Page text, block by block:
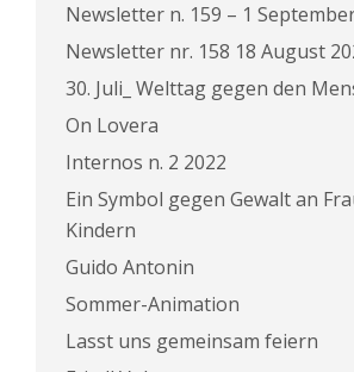
Newsletter n. 159 – 1
Newsletter nr. 158 18 August
30. Juli_ Welttag gegen den
On Lovera
Internos n. 2 2022
Ein Symbol gegen Gewalt an
Kindern
Guido Antonin
Sommer-Animation
Lasst uns gemeinsam feiern